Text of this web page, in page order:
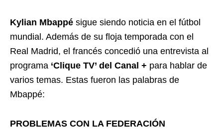
Kylian Mbappé sigue siendo noticia en el fútbol
mundial. Además de su floja temporada con el
Real Madrid, el francés concedió una entrevista al
programa ‘Clique TV’ del Canal + para hablar de
varios temas. Estas fueron las palabras de
Mbappé:
PROBLEMAS CON LA FEDERACIÓN